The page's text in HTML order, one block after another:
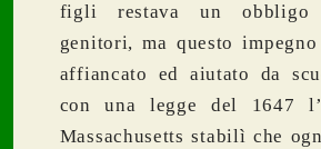
figli restava un obbligo
genitori, ma questo impegno
affiancato ed aiutato da
con una legge del 1647
Massachusetts stabilì che